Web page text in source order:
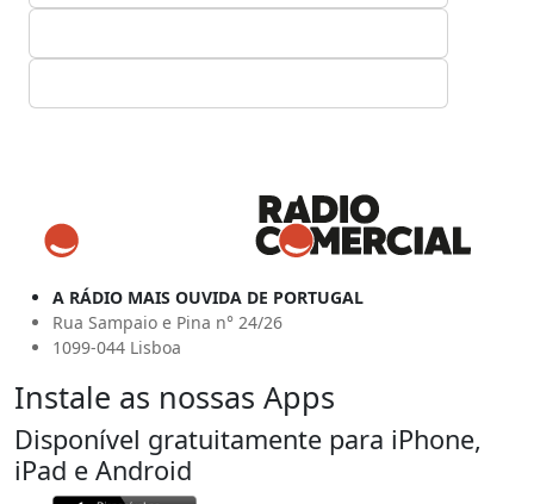
A RÁDIO MAIS OUVIDA DE PORTUGAL
Rua Sampaio e Pina n° 24/26
1099-044 Lisboa
Instale as nossas Apps
Disponível gratuitamente para iPhone,
iPad e Android